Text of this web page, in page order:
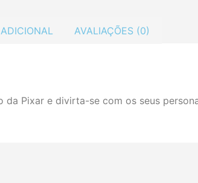
AVALIAÇÕES (0)
da Pixar e divirta-se com os seus